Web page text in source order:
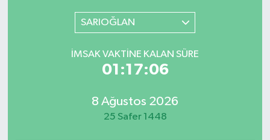
SARIOĞLAN
İMSAK VAKTINE KALAN SÜRE
01:17:06
8 Ağustos 2026
25 Safer 1448
EKONOMİ
Haber Arşivi